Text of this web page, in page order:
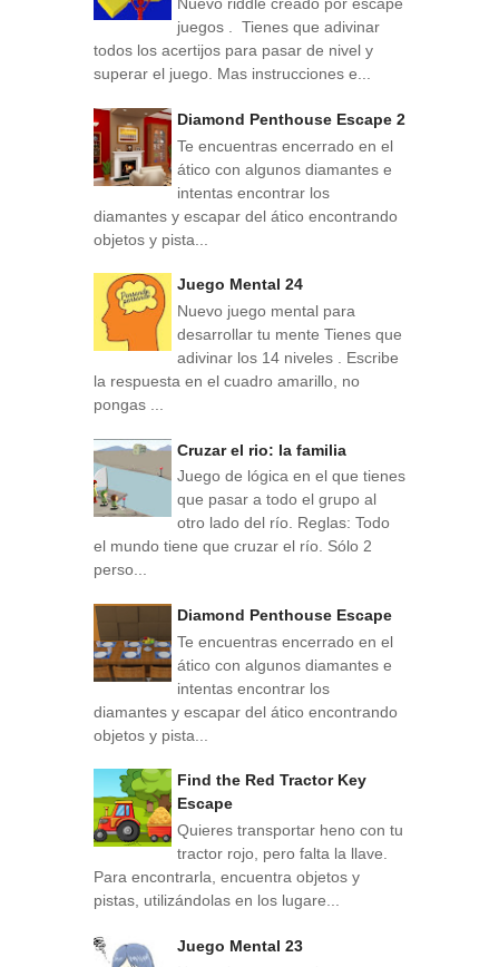
Nuevo riddle creado por escape
juegos . Tienes que adivinar
todos los acertijos para pasar de nivel y
superar el juego. Mas instrucciones e...
Diamond Penthouse Escape 2
Te encuentras encerrado en el
ático con algunos diamantes e
intentas encontrar los
diamantes y escapar del ático encontrando
objetos y pista...
Juego Mental 24
Nuevo juego mental para
desarrollar tu mente Tienes que
adivinar los 14 niveles . Escribe
la respuesta en el cuadro amarillo, no
pongas ...
Cruzar el rio: la familia
Juego de lógica en el que tienes
que pasar a todo el grupo al
otro lado del río. Reglas: Todo
el mundo tiene que cruzar el río. Sólo 2
perso...
Diamond Penthouse Escape
Te encuentras encerrado en el
ático con algunos diamantes e
intentas encontrar los
diamantes y escapar del ático encontrando
objetos y pista...
Find the Red Tractor Key
Escape
Quieres transportar heno con tu
tractor rojo, pero falta la llave.
Para encontrarla, encuentra objetos y
pistas, utilizándolas en los lugare...
Juego Mental 23